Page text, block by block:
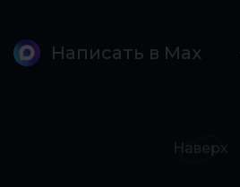
Написать в Max
Наверх